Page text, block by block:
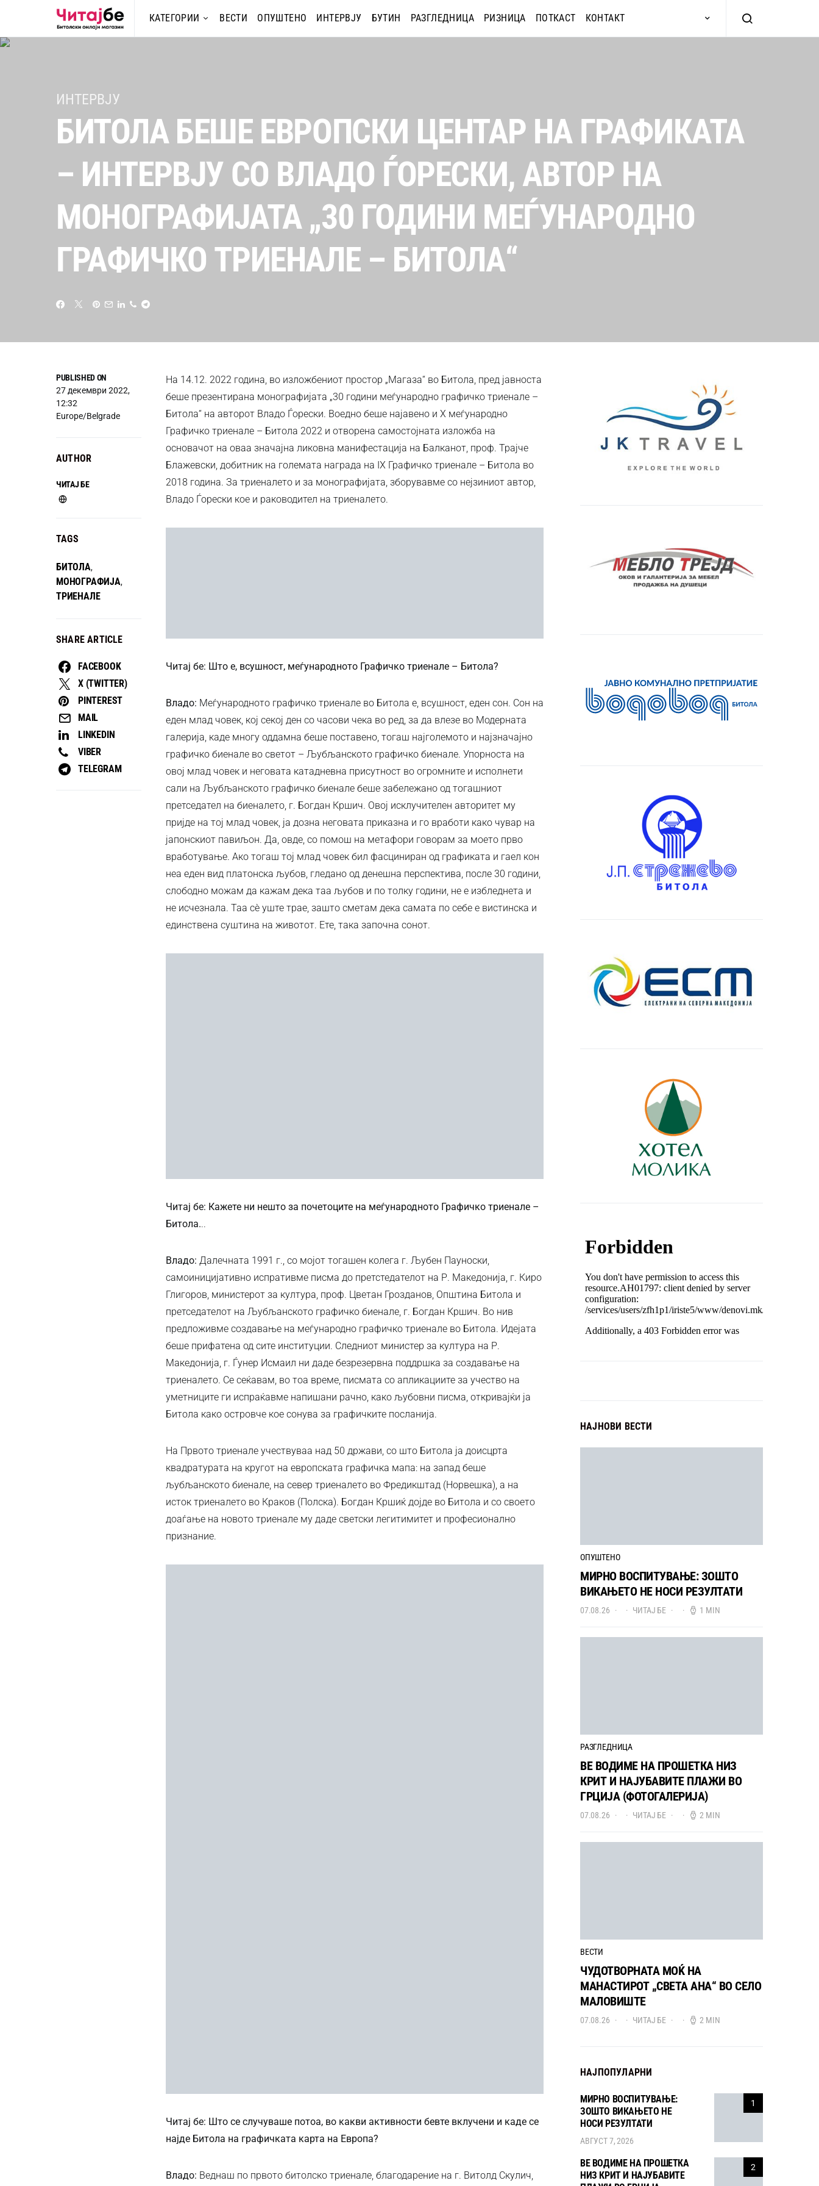
КАТЕГОРИИ ВЕСТИ ОПУШТЕНО ИНТЕРВЈУ БУТИН РАЗГЛЕДНИЦА РИЗНИЦА ПОТКАСТ КОНТАКТ
ИНТЕРВЈУ
БИТОЛА БЕШЕ ЕВРОПСКИ ЦЕНТАР НА ГРАФИКАТА
– ИНТЕРВЈУ СО ВЛАДО ЃОРЕСКИ, АВТОР НА
МОНОГРАФИЈАТА „30 ГОДИНИ МЕЃУНАРОДНО
ГРАФИЧКО ТРИЕНАЛЕ – БИТОЛА“
PUBLISHED ON
27 декември 2022,
12:32
Europe/Belgrade
AUTHOR
ЧИТАЈ БЕ
TAGS
БИТОЛА,
МОНОГРАФИЈА,
ТРИЕНАЛЕ
SHARE ARTICLE
FACEBOOK
X (TWITTER)
PINTEREST
MAIL
LINKEDIN
VIBER
TELEGRAM
На 14.12. 2022 година, во изложбениот простор „Магаза“ во Битола, пред јавноста
беше презентирана монографијата „30 години меѓународно графичко триенале –
Битола“ на авторот Владо Ѓорески. Воедно беше најавено и X меѓународно
Графичко триенале – Битола 2022 и отворена самостојната изложба на
основачот на оваа значајна ликовна манифестација на Балканот, проф. Трајче
Блажевски, добитник на големата награда на IX Графичко триенале – Битола во
2018 година. За триеналето и за монографијата, зборувавме со нејзиниот автор,
Владо Ѓорески кое и раководител на триеналето.
Читај бе: Што е, всушност, меѓународното Графичко триенале – Битола?
Владо: Меѓународното графичко триенале во Битола е, всушност, еден сон. Сон на
еден млад човек, кој секој ден со часови чека во ред, за да влезе во Модерната
галерија, каде многу оддамна беше поставено, тогаш најголемото и најзначајно
графичко биенале во светот – Љубљанското графичко биенале. Упорноста на
овој млад човек и неговата катадневна присутност во огромните и исполнети
сали на Љубљанското графичко биенале беше забележано од тогашниот
претседател на биеналето, г. Богдан Кршич. Овој исклучителен авторитет му
пријде на тој млад човек, ја дозна неговата приказна и го вработи како чувар на
јапонскиот павиљон. Да, овде, со помош на метафори говорам за моето прво
вработување. Ако тогаш тој млад човек бил фасциниран од графиката и гаел кон
неа еден вид платонска љубов, гледано од денешна перспектива, после 30 години,
слободно можам да кажам дека таа љубов и по толку години, не е избледнета и
не исчезнала. Таа сè уште трае, зашто сметам дека самата по себе е вистинска и
единствена суштина на животот. Ете, така започна сонот.
Читај бе: Кажете ни нешто за почетоците на меѓународното Графичко триенале –
Битола...
Владо: Далечната 1991 г., со мојот тогашен колега г. Љубен Пауноски,
самоиницијативно испративме писма до претстедателот на Р. Македонија, г. Киро
Глигоров, министерот за култура, проф. Цветан Грозданов, Општина Битола и
претседателот на Љубљанското графичко биенале, г. Богдан Кршич. Во нив
предложивме создавање на меѓународно графичко триенале во Битола. Идејата
беше прифатена од сите институции. Следниот министер за култура на Р.
Македонија, г. Ѓунер Исмаил ни даде безрезервна поддршка за создавање на
триеналето. Се сеќавам, во тоа време, писмата со апликациите за учество на
уметниците ги испраќавме напишани рачно, како љубовни писма, откривајќи ја
Битола како островче кое сонува за графичките посланија.
На Првото триенале учествуваа над 50 држави, со што Битола ја доисцрта
квадратурата на кругот на европската графичка мапа: на запад беше
љубљанското биенале, на север триеналето во Фредикштад (Норвешка), а на
исток триеналето во Краков (Полска). Богдан Кршиќ дојде во Битола и со своето
доаѓање на новото триенале му даде светски легитимитет и професионално
признание.
Читај бе: Што се случуваше потоа, во какви активности бевте вклучени и каде се
најде Битола на графичката карта на Европа?
Владо: Веднаш по првото битолско триенале, благодарение на г. Витолд Скулич,
НАЈНОВИ ВЕСТИ
ОПУШТЕНО
МИРНО ВОСПИТУВАЊЕ: ЗОШТО
ВИКАЊЕТО НЕ НОСИ РЕЗУЛТАТИ
07.08.26 ЧИТАЈ БЕ 1 MIN
РАЗГЛЕДНИЦА
ВЕ ВОДИМЕ НА ПРОШЕТКА НИЗ
КРИТ И НАЈУБАВИТЕ ПЛАЖИ ВО
ГРЦИЈА (ФОТОГАЛЕРИЈА)
07.08.26 ЧИТАЈ БЕ 2 MIN
ВЕСТИ
ЧУДОТВОРНАТА МОЌ НА
МАНАСТИРОТ „СВЕТА АНА“ ВО СЕЛО
МАЛОВИШТЕ
07.08.26 ЧИТАЈ БЕ 2 MIN
НАЈПОПУЛАРНИ
1
МИРНО ВОСПИТУВАЊЕ:
ЗОШТО ВИКАЊЕТО НЕ
НОСИ РЕЗУЛТАТИ
АВГУСТ 7, 2026
2
ВЕ ВОДИМЕ НА ПРОШЕТКА
НИЗ КРИТ И НАЈУБАВИТЕ